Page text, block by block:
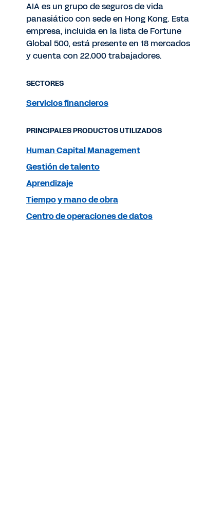
AIA es un grupo de seguros de vida
panasiático con sede en Hong Kong. Esta
empresa, incluida en la lista de Fortune
Global 500, está presente en 18 mercados
y cuenta con 22.000 trabajadores.
SECTORES
Servicios financieros
PRINCIPALES PRODUCTOS UTILIZADOS
Human Capital Management
Gestión de talento
Aprendizaje
Tiempo y mano de obra
Centro de operaciones de datos